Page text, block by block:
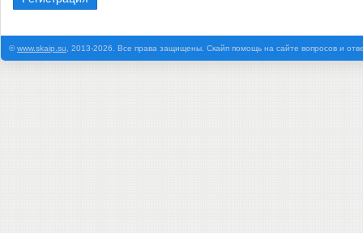
©www.skaip.su , 2013-2026. Все права защищены. Скайп помощь на сайте вопросов и